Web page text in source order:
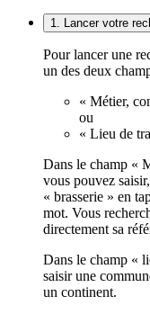
1. Lancer votre
Pour lancer une
un des deux
« Métier,
ou
« Lieu de
Dans le champ «
vous pouvez
« brasserie » en
mot. Vous
directement sa
Dans le champ «
saisir une
un continent.